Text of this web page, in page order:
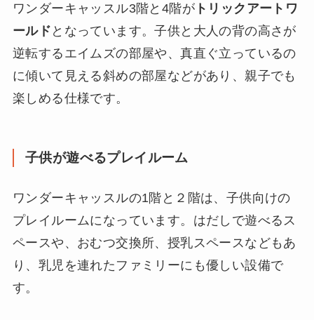
ワンダーキャッスル3階と4階がトリックアートワ
ールド となっています。子供と大人の背の高さが
逆転するエイムズの部屋や、真直ぐ立っているの
に傾いて見える斜めの部屋などがあり、親子でも
楽しめる仕様です。
子供が遊べるプレイルーム
ワンダーキャッスルの1階と２階は、子供向けの
プレイルームになっています。はだしで遊べるス
ペースや、おむつ交換所、授乳スペースなどもあ
り、乳児を連れたファミリーにも優しい設備で
す。